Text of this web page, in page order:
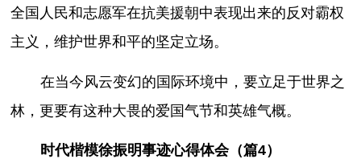
全国人民和志愿军在抗美援朝中表现出来的反对霸权
主义，维护世界和平的坚定立场。
在当今风云变幻的国际环境中，要立足于世界之
林，更要有这种大畏的爱国气节和英雄气概。
时代楷模徐振明事迹心得体会（篇4）